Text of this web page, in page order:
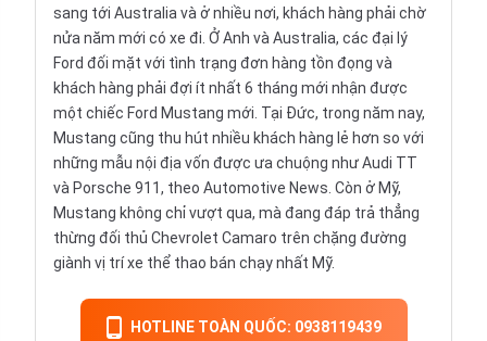
sang tới Australia và ở nhiều nơi, khách hàng phải chờ
nửa năm mới có xe đi. Ở Anh và Australia, các đại lý
Ford đối mặt với tình trạng đơn hàng tồn đọng và
khách hàng phải đợi ít nhất 6 tháng mới nhận được
một chiếc Ford Mustang mới. Tại Đức, trong năm nay,
Mustang cũng thu hút nhiều khách hàng lẻ hơn so với
những mẫu nội địa vốn được ưa chuộng như Audi TT
và Porsche 911, theo Automotive News. Còn ở Mỹ,
Mustang không chỉ vượt qua, mà đang đáp trả thẳng
thừng đối thủ Chevrolet Camaro trên chặng đường
giành vị trí xe thể thao bán chạy nhất Mỹ.
HOTLINE TOÀN QUỐC: 0938119439